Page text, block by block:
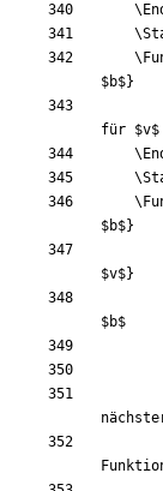
$b$}
für $v$
$b$}
$v$}
$b$